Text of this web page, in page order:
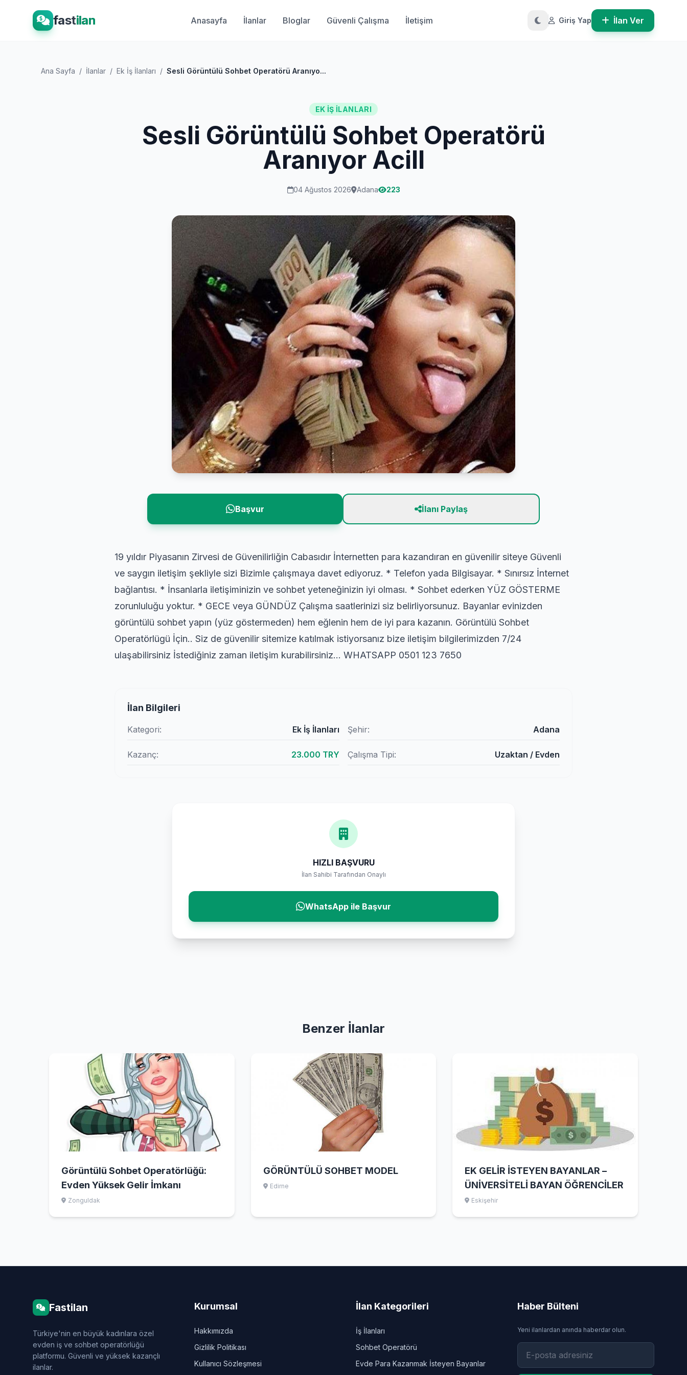
fastilan Anasayfa İlanlar Bloglar Güvenli Çalışma İletişim Giriş Yap İlan Ver
Ana Sayfa / İlanlar / Ek İş İlanları / Sesli Görüntülü Sohbet Operatörü Aranıyo...
EK İŞ İLANLARI
Sesli Görüntülü Sohbet Operatörü
Aranıyor Acill
04 Ağustos 2026 Adana 223
Başvur İlanı Paylaş
19 yıldır Piyasanın Zirvesi de Güvenilirliğin Cabasıdır İnternetten para kazandıran en güvenilir siteye Güvenli
ve saygın iletişim şekliyle sizi Bizimle çalışmaya davet ediyoruz. * Telefon yada Bilgisayar. * Sınırsız İnternet
bağlantısı. * İnsanlarla iletişiminizin ve sohbet yeteneğinizin iyi olması. * Sohbet ederken YÜZ GÖSTERME
zorunluluğu yoktur. * GECE veya GÜNDÜZ Çalışma saatlerinizi siz belirliyorsunuz. Bayanlar evinizden
görüntülü sohbet yapın (yüz göstermeden) hem eğlenin hem de iyi para kazanın. Görüntülü Sohbet
Operatörlügü İçin.. Siz de güvenilir sitemize katılmak istiyorsanız bize iletişim bilgilerimizden 7/24
ulaşabilirsiniz İstediğiniz zaman iletişim kurabilirsiniz… WHATSAPP 0501 123 7650
İlan Bilgileri
Kategori: Ek İş İlanları Şehir: Adana
Kazanç: 23.000 TRY Çalışma Tipi: Uzaktan / Evden
HIZLI BAŞVURU
İlan Sahibi Tarafından Onaylı
WhatsApp ile Başvur
Benzer İlanlar
Görüntülü Sohbet Operatörlüğü:
Evden Yüksek Gelir İmkanı
Zonguldak
GÖRÜNTÜLÜ SOHBET MODEL
Edirne
EK GELİR İSTEYEN BAYANLAR –
ÜNİVERSİTELİ BAYAN ÖĞRENCİLER
Eskişehir
Fastilan
Türkiye'nin en büyük kadınlara özel
evden iş ve sohbet operatörlüğü
platformu. Güvenli ve yüksek kazançlı
ilanlar.
Kurumsal
Hakkımızda
Gizlilik Politikası
Kullanıcı Sözleşmesi
İlan Kategorileri
İş İlanları
Sohbet Operatörü
Evde Para Kazanmak İsteyen Bayanlar
Haber Bülteni
Yeni ilanlardan anında haberdar olun.